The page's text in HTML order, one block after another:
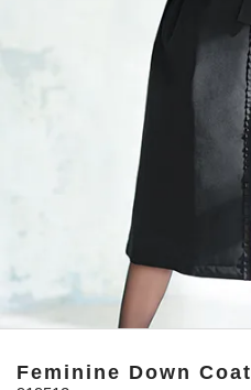
Feminine Down Coat